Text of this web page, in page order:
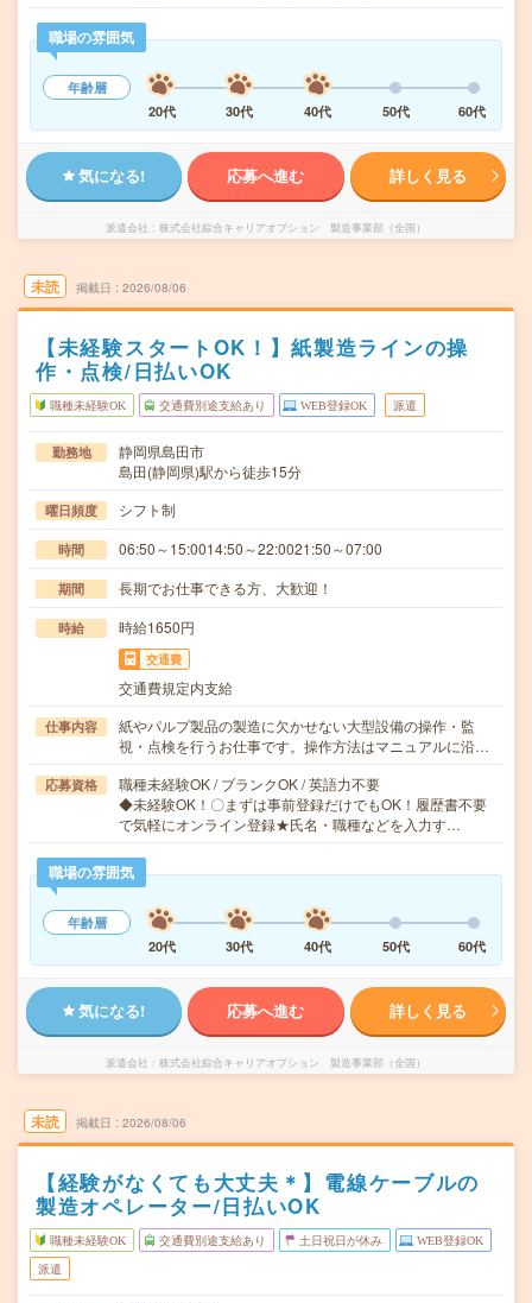
職場の雰囲気
年齢層
20代
30代 40代 50代 60代
気になる! 応募へ進む 詳しく見る
派遣会社 株式会社綜合キャリアオプション 製造事業部（全国）
未読 掲載日 2026/08/06
【未経験スタートOK！】紙製造ラインの操
作・点検/日払いOK
職種未経験OK 交通費別途支給あり WEB登録OK 派遣
勤務地
静岡県島田市
島田(静岡県)駅から徒歩15分
曜日頻度 シフト制
時間 06:50～15:0014:50～22:0021:50～07:00
期間 長期でお仕事できる方、大歓迎！
時給 時給1650円
交通費
交通費規定内支給
仕事内容
紙やパルプ製品の製造に欠かせない大型設備の操作・監
視・点検を行うお仕事です。操作方法はマニュアルに沿…
応募資格
職種未経験OK / ブランクOK / 英語力不要
◆未経験OK！〇まずは事前登録だけでもOK！履歴書不要
で気軽にオンライン登録★氏名・職種などを入力す…
職場の雰囲気
年齢層
20代
30代 40代 50代 60代
気になる! 応募へ進む 詳しく見る
派遣会社 株式会社綜合キャリアオプション 製造事業部（全国）
未読 掲載日 2026/08/06
【経験がなくても大丈夫＊】電線ケーブルの
製造オペレーター/日払いOK
職種未経験OK 交通費別途支給あり 土日祝日が休み WEB登録OK
派遣